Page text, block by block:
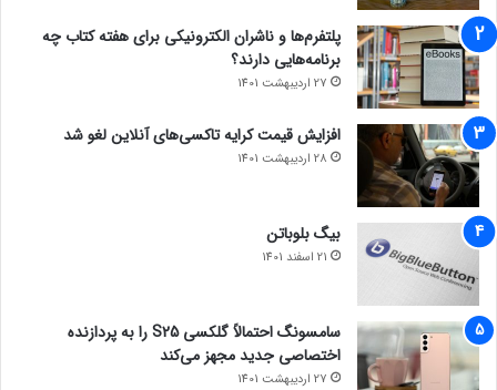
پلتفرم‌ها و ناشران الکترونیکی برای هفته کتاب چه
برنامه‌هایی دارند؟
27 اردیبهشت 1401
افزایش قیمت کرایه تاکسی‌های آنلاین لغو شد
28 اردیبهشت 1401
بیگ بلوباتن
21 اسفند 1401
سامسونگ احتمالاً گلکسی S25 را به پردازنده
اختصاصی جدید مجهز می‌کند
27 اردیبهشت 1401